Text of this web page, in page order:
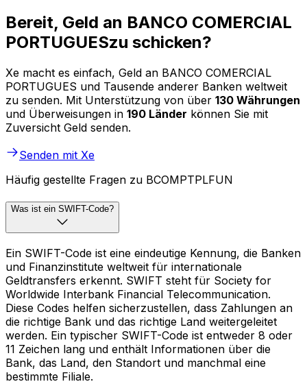
Bereit, Geld an BANCO COMERCIAL
PORTUGUESzu schicken?
Xe macht es einfach, Geld an BANCO COMERCIAL
PORTUGUES und Tausende anderer Banken weltweit
zu senden. Mit Unterstützung von über 130 Währungen
und Überweisungen in 190 Länder können Sie mit
Zuversicht Geld senden.
Senden mit Xe
Häufig gestellte Fragen zu BCOMPTPLFUN
Was ist ein SWIFT-Code?
Ein SWIFT-Code ist eine eindeutige Kennung, die Banken
und Finanzinstitute weltweit für internationale
Geldtransfers erkennt. SWIFT steht für Society for
Worldwide Interbank Financial Telecommunication.
Diese Codes helfen sicherzustellen, dass Zahlungen an
die richtige Bank und das richtige Land weitergeleitet
werden. Ein typischer SWIFT-Code ist entweder 8 oder
11 Zeichen lang und enthält Informationen über die
Bank, das Land, den Standort und manchmal eine
bestimmte Filiale.